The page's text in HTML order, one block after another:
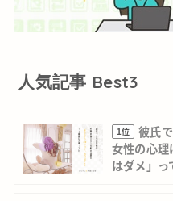
人気記事 Best3
1位
彼氏
女性の心理
はダメ」っ